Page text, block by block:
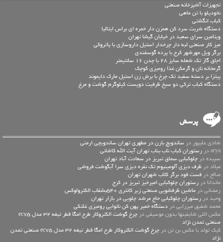
تجهیزات آشپزخانه صنعتی
نخودپلو با تن ماهی
کباب انگشتی
دستگاه شربت سرد کن همزن دار خمره ای براس ایتالیا
ویتامین سرای سعید در خیابان گیشا تهران
میز کار صنعتی لبه دار چرخدار استیل داروسازی با پاتروکی
برگر ویل مهرشهر کرج با پرده گوسفندی
اجاق گاز تک شعله سایز 28 با چدن 16 سانتیمتر
گرمخانه نان و گرمکن غذا رومیزی کوچک
پیتزا بر دسته سفید تک چرخ با برش زن استیل مارک دایموند
دستگاه کباب ترکی دو سیخ ظرفیت دویست کیلوگرم گوشت و مرغ
پرسش
شادی علیپور در ساندویچ بارن در مطهری تهران ساندویچی ارمنی
arya در
رستوران کباب ناب بناب تهران آیت الله کاشانی
سپیده در چلوکبابی سماق تبریز در سعادت آباد تهران
میلاد در ظرف دیزی آلومینیوم تک نفره دیزی سرا آبگوشت فروشی
صالح در فست فود برگر کلاب شهران تهران
ماندانا در رستوران چلوکبابی امیرخیز تبریز در کرج
رمضانی در ماشین ظرفشویی صنعتی زیر کانتری 540بشقاب الکترولوکس
وحید در رستوران چلوکبابی حاج مرشد چلویی در بازار تهران
محمد شفیق میرزایی در دستگاه خمیر پهن کن نانوایی رومیزی غلتکی
عكس اللي شايفينها بدون موسيقى در
چرخ گوشت الکتروکار طرح امگا قطر تیغه 32 مدل ec75
صنعتی تمدن نژاد
کیک تولد با عکس بن تن در
چرخ گوشت الکتروکار طرح امگا قطر تیغه 32 مدل ec75 صنعتی تمدن
نژاد